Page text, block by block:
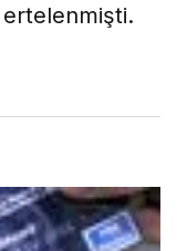
ertelenmişti.